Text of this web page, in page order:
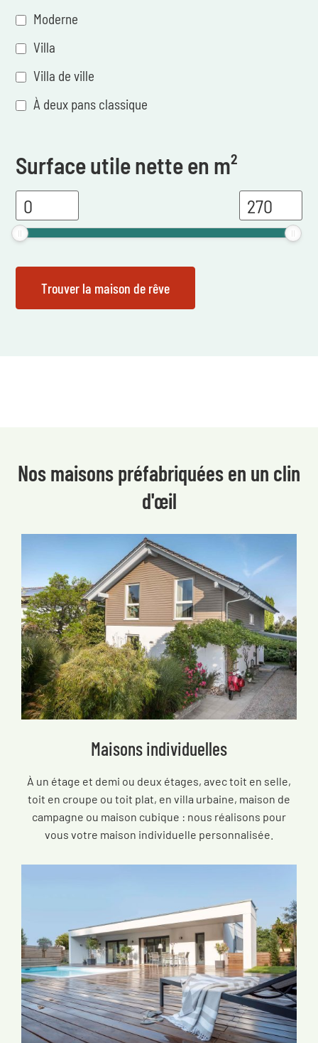
Moderne
Villa
Villa de ville
À deux pans classique
Surface utile nette en m²
Nos maisons préfabriquées en un clin
d'œil
Maisons individuelles
À un étage et demi ou deux étages, avec toit en selle,
toit en croupe ou toit plat, en villa urbaine, maison de
campagne ou maison cubique : nous réalisons pour
vous votre maison individuelle personnalisée.